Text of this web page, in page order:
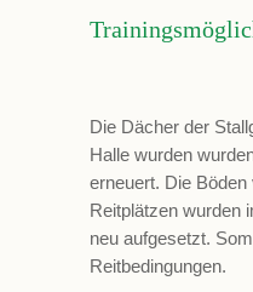
Die Dächer der
Halle wurden
erneuert. Die
Reitplätzen wurden
neu aufgesetzt.
Reitbedingungen.